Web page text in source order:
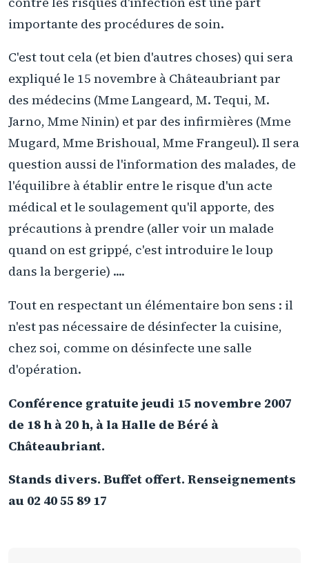
importante des procédures de soin.
C'est tout cela (et bien d'autres choses) qui sera
expliqué le 15 novembre à Châteaubriant par
des médecins (Mme Langeard, M. Tequi, M.
Jarno, Mme Ninin) et par des infirmières (Mme
Mugard, Mme Brishoual, Mme Frangeul). Il sera
question aussi de l'information des malades, de
l'équilibre à établir entre le risque d'un acte
médical et le soulagement qu'il apporte, des
précautions à prendre (aller voir un malade
quand on est grippé, c'est introduire le loup
dans la bergerie) ....
Tout en respectant un élémentaire bon sens : il
n'est pas nécessaire de désinfecter la cuisine,
chez soi, comme on désinfecte une salle
d'opération.
Conférence gratuite jeudi 15 novembre 2007
de 18 h à 20 h, à la Halle de Béré à
Châteaubriant.
Stands divers. Buffet offert. Renseignements
au 02 40 55 89 17